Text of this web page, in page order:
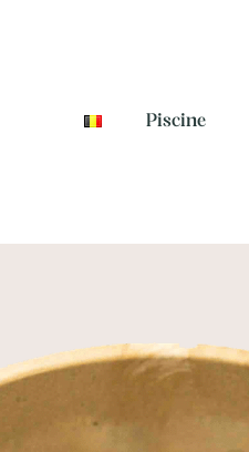
Piscine